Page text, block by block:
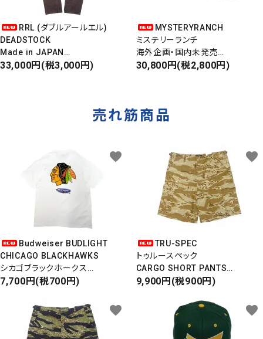
RRL (ダブルアールエル)
DEADSTOCK
Made in JAPAN
DAMAGE DENIM PANTS
33,000円(税3,000円)
MYSTERYRANCH
ミステリーランチ
海外企画・国内未発売
WAIST BAG
30,800円(税2,800円)
売れ筋商品
Budweiser BUDLIGHT
CHICAGO BLACKHAWKS
シカゴブラックホークス
半袖Tシャツ
7,700円(税700円)
favorite
TRU-SPEC
トゥルースペック
CARGO SHORT PANTS
カーゴショートパンツ
タイガーカモ
9,900円(税900円)
favorite
favorite favorite